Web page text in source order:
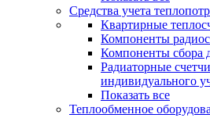
Средства учета
Квартирные
Компоненты
Компоненты сбора
Радиаторные
индивидуального
Показать все
Теплообменное